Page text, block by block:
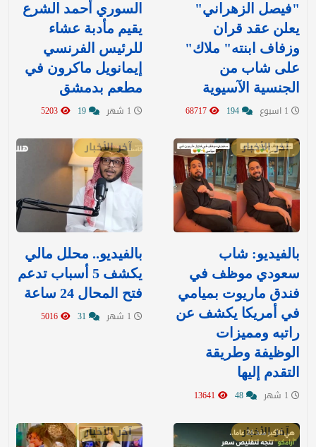
"فيصل الزهراني"
يعلن عقد قران
وزفاف ابنته" ملاك"
على شاب من
الجنسية الآسيوية
السوري أحمد الشرع
يقيم مأدبة عشاء
للرئيس الفرنسي
إيمانويل ماكرون في
مطعم بدمشق
آخر الأخبار
بالفيديو: شاب
سعودي موظف في
فندق ماريوت بميامي
في أمريكا يكشف عن
راتبه ومميزات
الوظيفة وطريقة
التقدم إليها
آخر الأخبار
بالفيديو.. محلل مالي
يكشف 5 أسباب تدعم
فتح المحال 24 ساعة
آخر الأخبار آخر الأخبار